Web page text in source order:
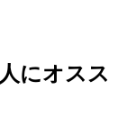
にオスス